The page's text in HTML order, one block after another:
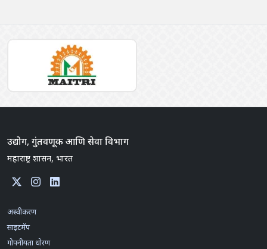
उद्योग, गुंतवणूक आणि सेवा विभाग
महाराष्ट्र शासन, भारत
अस्वीकरण
साइटमॅप
गोपनीयता धोरण